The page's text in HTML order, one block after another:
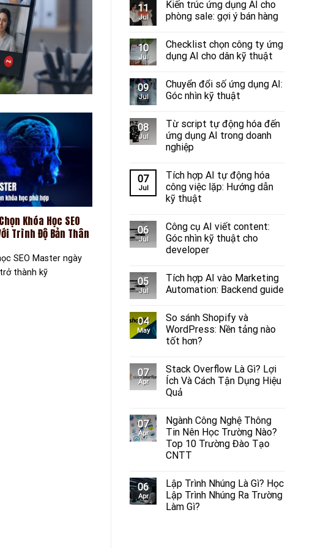
Công cụ, nền tảng
Khóa Học SEO
Trình Độ Bản Thân
SEO Master ngày
thành kỹ
11
Jul
Kiến trúc ứng dụng AI cho
phòng sale: gợi ý bán hàng
10
Jul
Checklist chọn công ty ứng
dụng AI cho dân kỹ thuật
09
Jul
Chuyển đổi số ứng dụng AI:
Góc nhìn kỹ thuật
08
Jul
Từ script tự động hóa đến
ứng dụng AI trong doanh
nghiệp
07
Jul
Tích hợp AI tự động hóa
công việc lặp: Hướng dẫn
kỹ thuật
06
Jul
Công cụ AI viết content:
Góc nhìn kỹ thuật cho
developer
05
Jul
Tích hợp AI vào Marketing
Automation: Backend guide
04
May
So sánh Shopify và
WordPress​: Nền tảng nào
tốt hơn?
07
Apr
Stack Overflow Là Gì? Lợi
Ích Và Cách Tận Dụng Hiệu
Quả
07
Apr
Ngành Công Nghệ Thông
Tin Nên Học Trường Nào?
Top 10 Trường Đào Tạo
CNTT
06
Apr
Lập Trình Nhúng Là Gì? Học
Lập Trình Nhúng Ra Trường
Làm Gì?